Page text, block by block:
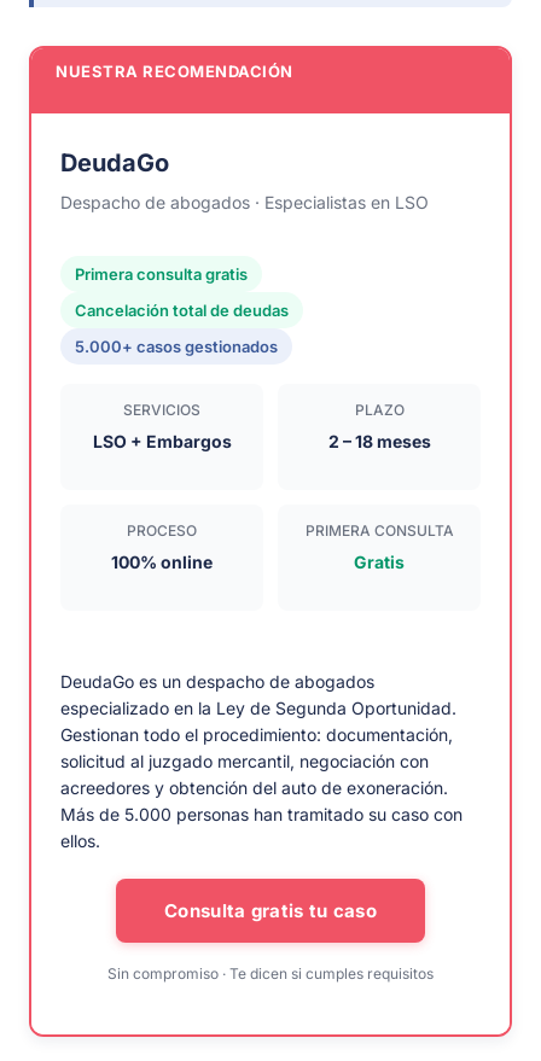
NUESTRA RECOMENDACIÓN
DeudaGo
Despacho de abogados · Especialistas en LSO
Primera consulta gratis
Cancelación total de deudas
5.000+ casos gestionados
SERVICIOS
LSO + Embargos
PLAZO
2 – 18 meses
PROCESO
100% online
PRIMERA CONSULTA
Gratis
DeudaGo es un despacho de abogados
especializado en la Ley de Segunda Oportunidad.
Gestionan todo el procedimiento: documentación,
solicitud al juzgado mercantil, negociación con
acreedores y obtención del auto de exoneración.
Más de 5.000 personas han tramitado su caso con
ellos.
Consulta gratis tu caso
Sin compromiso · Te dicen si cumples requisitos